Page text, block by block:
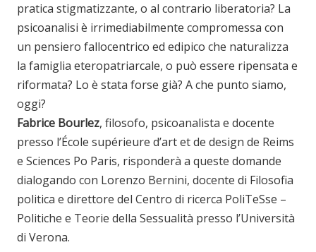
pratica stigmatizzante, o al contrario liberatoria? La
psicoanalisi è irrimediabilmente compromessa con
un pensiero fallocentrico ed edipico che naturalizza
la famiglia eteropatriarcale, o può essere ripensata e
riformata? Lo è stata forse già? A che punto siamo,
oggi?
Fabrice Bourlez, filosofo, psicoanalista e docente
presso l’École supérieure d’art et de design de Reims
e Sciences Po Paris, risponderà a queste domande
dialogando con Lorenzo Bernini, docente di Filosofia
politica e direttore del Centro di ricerca PoliTeSse –
Politiche e Teorie della Sessualità presso l’Università
di Verona.